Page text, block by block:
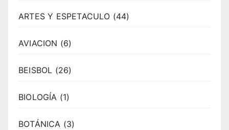
ARTES Y ESPETACULO (44)
AVIACION (6)
BEISBOL (26)
BIOLOGÍA (1)
BOTÁNICA (3)